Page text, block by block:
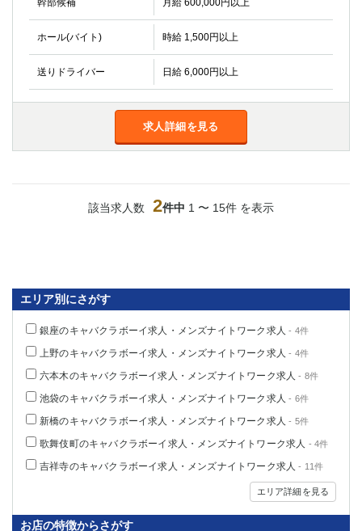
幹部候補 月給 600,000円以上
ホール(バイト) 時給 1,500円以上
送りドライバー 日給 6,000円以上
求人詳細を見る
該当求人数 2件中 1 〜 15件 を表示
エリア別にさがす
銀座のキャバクラボーイ求人・メンズナイトワーク求人 - 4件
上野のキャバクラボーイ求人・メンズナイトワーク求人 - 4件
六本木のキャバクラボーイ求人・メンズナイトワーク求人 - 8件
池袋のキャバクラボーイ求人・メンズナイトワーク求人 - 6件
新橋のキャバクラボーイ求人・メンズナイトワーク求人 - 5件
歌舞伎町のキャバクラボーイ求人・メンズナイトワーク求人 - 4件
吉祥寺のキャバクラボーイ求人・メンズナイトワーク求人 - 11件
エリア詳細を見る
お店の特徴からさがす
大宮
南越谷
志木
川越
所沢
熊谷
獨協大学前＜草加松原＞ 北浦和（西口）
川口
津田沼
柏（東口）
下総中山
茂原
松戸
八千代台
本八幡
東金
浦安
宇都宮
小山
東武宇都宮（宇都宮西口）